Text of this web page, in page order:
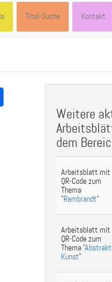
Titel-Suche Kontakt
Share
Weitere
dem
Arbeitsblatt mit
QR-Code zum
Thema
"Rembrandt"
Arbeitsblatt mit
QR-Code zum
Thema "
Kunst"